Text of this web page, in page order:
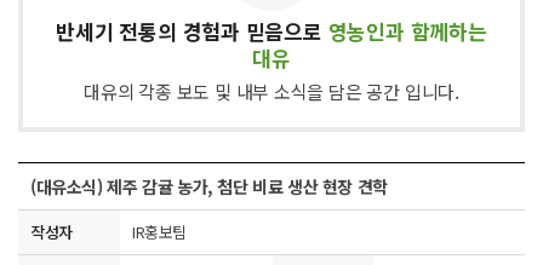
반세기 전통의 경험과 믿음으로 영농인과 함께하는
대유
대유의 각종 보도 및 내부 소식을 담은 공간 입니다.
(대유소식) 제주 감귤 농가, 첨단 비료 생산 현장 견학
작성자
IR홍보팀